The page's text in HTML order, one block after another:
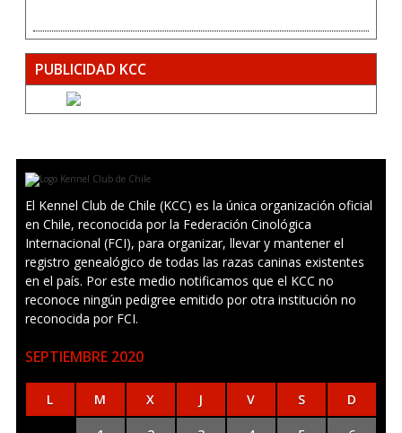
PUBLICIDAD KCC
El Kennel Club de Chile (KCC) es la única organización oficial
en Chile, reconocida por la Federación Cinológica
Internacional (FCI), para organizar, llevar y mantener el
registro genealógico de todas las razas caninas existentes
en el país. Por este medio notificamos que el KCC no
reconoce ningún pedigree emitido por otra institución no
reconocida por FCI.
SEPTIEMBRE 2020
L M X J V S D